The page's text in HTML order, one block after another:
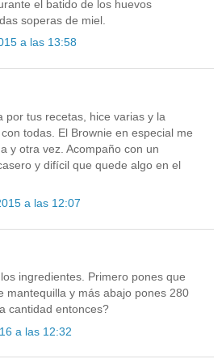
el batido de los huevos
soperas de miel.
a las 13:58
por tus recetas, hice varias y la
todas. El Brownie en especial me
y otra vez. Acompaño con un
y difícil que quede algo en el
a las 12:07
ingredientes. Primero pones que
mantequilla y más abajo pones 280
cantidad entonces?
a las 12:32